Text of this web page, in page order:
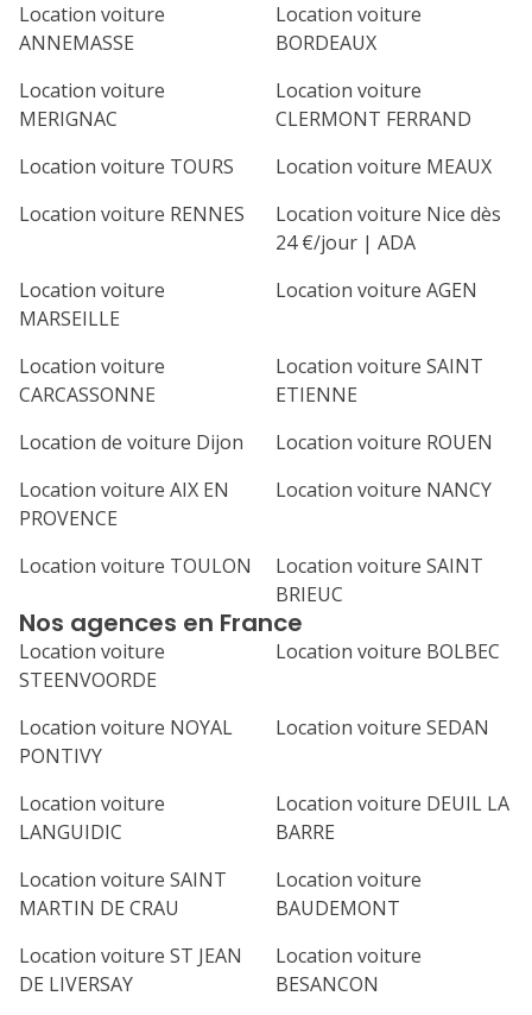
Location voiture
ANNEMASSE
Location voiture
BORDEAUX
Location voiture
MERIGNAC
Location voiture
CLERMONT FERRAND
Location voiture TOURS
Location voiture MEAUX
Location voiture RENNES
Location voiture Nice dès
24 €/jour | ADA
Location voiture
MARSEILLE
Location voiture AGEN
Location voiture
CARCASSONNE
Location voiture SAINT
ETIENNE
Location de voiture Dijon
Location voiture ROUEN
Location voiture AIX EN
PROVENCE
Location voiture NANCY
Location voiture TOULON
Location voiture SAINT
BRIEUC
Nos agences en France
Location voiture
STEENVOORDE
Location voiture BOLBEC
Location voiture NOYAL
PONTIVY
Location voiture SEDAN
Location voiture
LANGUIDIC
Location voiture DEUIL LA
BARRE
Location voiture SAINT
MARTIN DE CRAU
Location voiture
BAUDEMONT
Location voiture ST JEAN
DE LIVERSAY
Location voiture
BESANCON